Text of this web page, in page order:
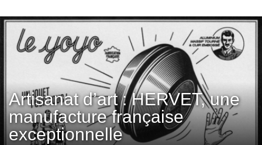
Artisanat d’art : HERVET, une
manufacture française
exceptionnelle